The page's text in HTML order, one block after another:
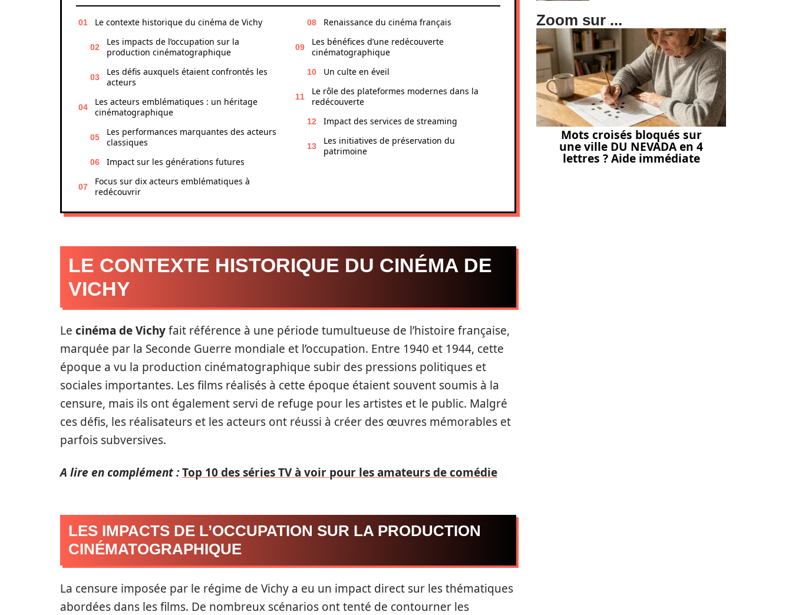
Le contexte historique du cinéma de Vichy
Les impacts de l’occupation sur la
production cinématographique
Les défis auxquels étaient confrontés les
acteurs
Les acteurs emblématiques : un héritage
cinématographique
Les performances marquantes des acteurs
classiques
Impact sur les générations futures
Focus sur dix acteurs emblématiques à
redécouvrir
Renaissance du cinéma français
Les bénéfices d’une redécouverte
cinématographique
Un culte en éveil
Le rôle des plateformes modernes dans la
redécouverte
Impact des services de streaming
Les initiatives de préservation du
patrimoine
LE CONTEXTE HISTORIQUE DU CINÉMA DE
VICHY
Le cinéma de Vichyfait référence à une période tumultueuse de l’histoire française,
marquée par la Seconde Guerre mondiale et l’occupation. Entre 1940 et 1944, cette
époque a vu la production cinématographique subir des pressions politiques et
sociales importantes. Les films réalisés à cette époque étaient souvent soumis à la
censure, mais ils ont également servi de refuge pour les artistes et le public. Malgré
ces défis, les réalisateurs et les acteurs ont réussi à créer des œuvres mémorables et
parfois subversives.
A lire en complément :Top 10 des séries TV à voir pour les amateurs de comédie
LES IMPACTS DE L’OCCUPATION SUR LA PRODUCTION
CINÉMATOGRAPHIQUE
La censure imposée par le régime de Vichy a eu un impact direct sur les thématiques
abordées dans les films. De nombreux scénarios ont tenté de contourner les
Zoom sur ...
Mots croisés bloqués sur
une ville DU NEVADA en 4
lettres ? Aide immédiate